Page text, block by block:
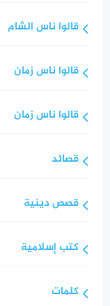
قالوا ناس الشام
قالوا ناس زمان
قالوا ناس زمان
قصائد
قصص دينية
كتب إسلامية
كلمات